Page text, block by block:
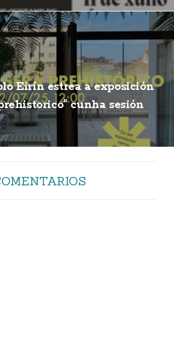
Eirín estrea a exposición
cunha sesión